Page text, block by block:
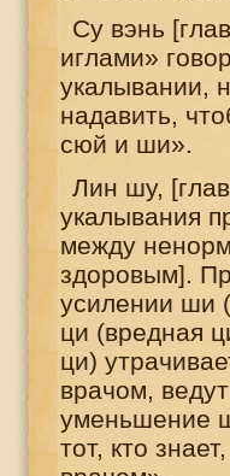
Су вэнь
иглами»
укалывании,
надавить,
сюй и ши».
Лин шу,
укалывания
между
здоровым].
усилении ши
ци (вредная
ци)
врачом,
уменьшение
тот, кто